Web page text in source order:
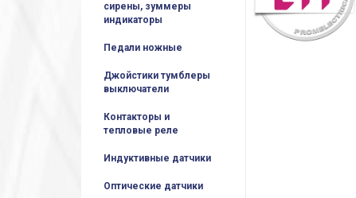
сирены, зуммеры
индикаторы
Педали ножные
Джойстики тумблеры
выключатели
Контакторы и
тепловые реле
Индуктивные датчики
Оптические датчики